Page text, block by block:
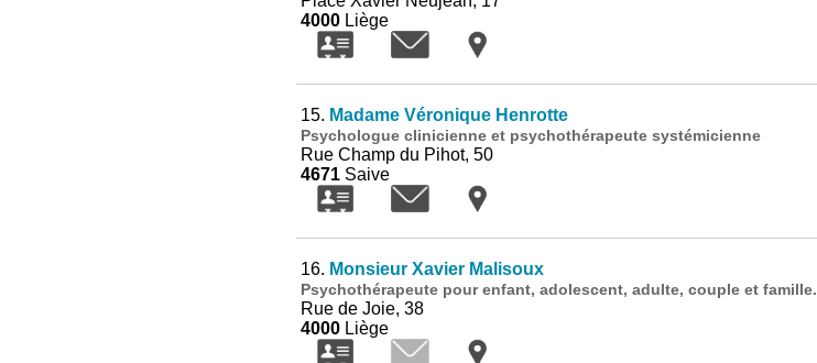
4000Liège
15. Madame Véronique Henrotte
Psychologue clinicienne et psychothérapeute systémicienne
Rue Champ du Pihot, 50
4671Saive
16. Monsieur Xavier Malisoux
Psychothérapeute pour enfant, adolescent, adulte, couple et famille.
Rue de Joie, 38
4000Liège